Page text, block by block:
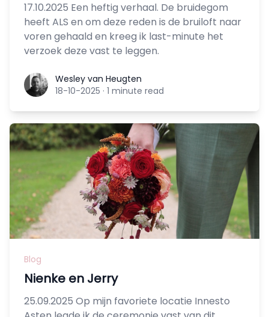
17.10.2025 Een heftig verhaal. De bruidegom
heeft ALS en om deze reden is de bruiloft naar
voren gehaald en kreeg ik last-minute het
verzoek deze vast te leggen.
Wesley van Heugten
Wesley van Heugten
18-10-2025 · 1 minute read
Blog
Nienke en Jerry
25.09.2025 Op mijn favoriete locatie Innesto